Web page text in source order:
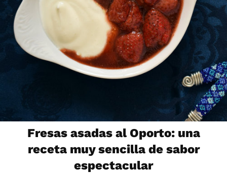
Fresas asadas al Oporto: una
receta muy sencilla de sabor
espectacular